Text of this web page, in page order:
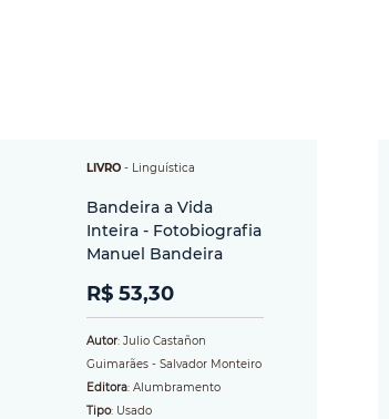
LIVRO - Linguística
Bandeira a Vida
Inteira - Fotobiografia
Manuel Bandeira
R$ 53,30
Autor: Julio Castañon
Guimarães - Salvador Monteiro
Editora: Alumbramento
Tipo: Usado